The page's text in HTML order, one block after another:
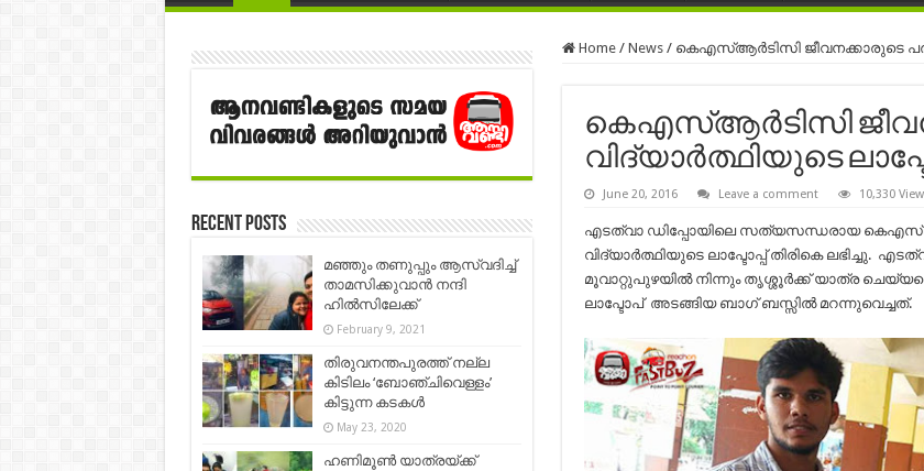
Home / News / കെഎസ്ആര്‍ടിസി ജീവനക്കാരുടെ
കെഎസ്ആര്‍ടിസി
വിദ്യാര്‍ത്ഥിയുടെ
June 20, 2016 Leave a comment 10,330
എടത്വാ ഡിപ്പോയിലെ സത്യസന്ധരായ
വിദ്യാര്‍ത്ഥിയുടെ ലാപ്ടോപ്പ് തിരികെ ലഭിച്ചു.
മൂവാറ്റുപുഴയില്‍ നിന്നും തൃശ്ശൂര്‍ക്ക് യാത്ര
ലാപ്ടോപ് അടങ്ങിയ ബാഗ്‌ ബസ്സില്‍ മറന്നുവെച്ചത്.
Recent Posts
മഞ്ഞും തണുപ്പും ആസ്വദിച്ച്
താമസിക്കുവാൻ നന്ദി
ഹിൽസിലേക്ക്
February 9, 2021
തിരുവനന്തപുരത്ത് നല്ല
കിടിലം ‘ബോഞ്ചിവെള്ളം’
കിട്ടുന്ന കടകൾ
May 23, 2020
ഹണിമൂണ്‍ യാത്രയ്ക്ക്